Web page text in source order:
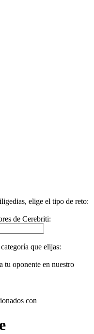
elige el tipo de reto:
de Cerebriti:
que elijas:
tu oponente en nuestro
con